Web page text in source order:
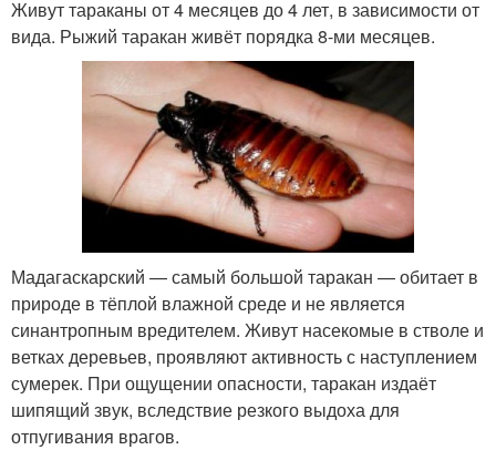
Живут тараканы от 4 месяцев до 4 лет, в зависимости от
вида. Рыжий таракан живёт порядка 8-ми месяцев.
Мадагаскарский — самый большой таракан — обитает в
природе в тёплой влажной среде и не является
синантропным вредителем. Живут насекомые в стволе и
ветках деревьев, проявляют активность с наступлением
сумерек. При ощущении опасности, таракан издаёт
шипящий звук, вследствие резкого выдоха для
отпугивания врагов.